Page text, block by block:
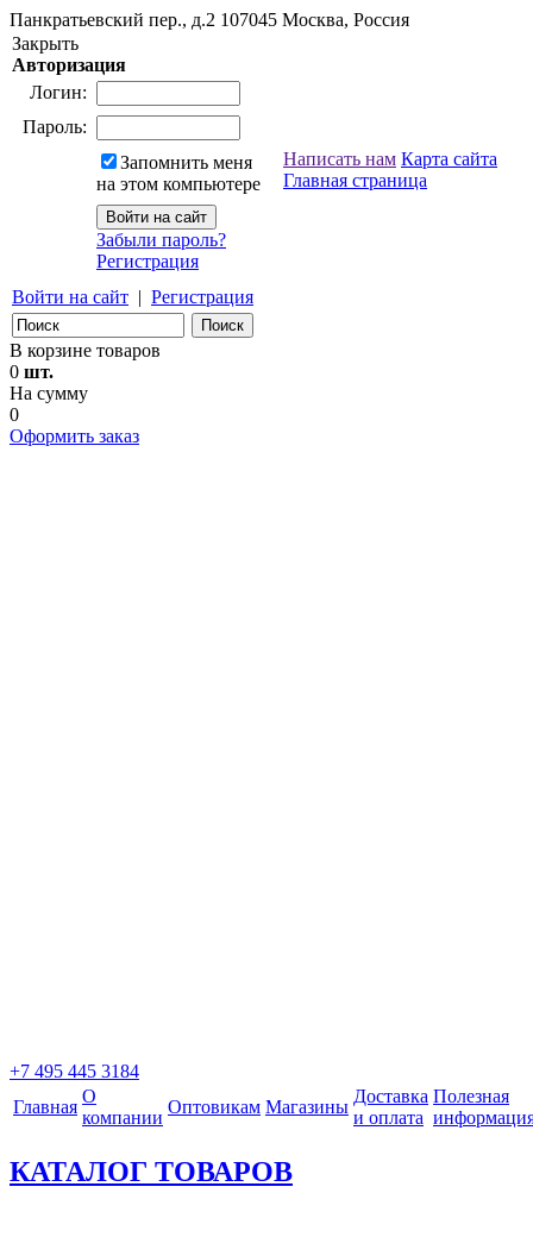
Панкратьевский пер., д.2 107045 Москва, Россия
Закрыть
Авторизация
Логин:
Пароль:
Запомнить меня
на этом компьютере
Забыли пароль?
Регистрация
Войти на сайт | Регистрация
Написать нам Карта сайта
Главная страница
В корзине товаров
0 шт.
На сумму
0
Оформить заказ
+7 495 445 3184
Главная
О
компании
Оптовикам Магазины
Доставка
и оплата
Полезная
КАТАЛОГ ТОВАРОВ